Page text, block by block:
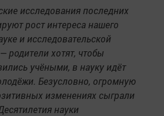
исследования последних
рост интереса нашего
и исследовательской
родители хотят, чтобы
учёными, в науку идёт
Безусловно, огромную
изменениях сыграли
науки